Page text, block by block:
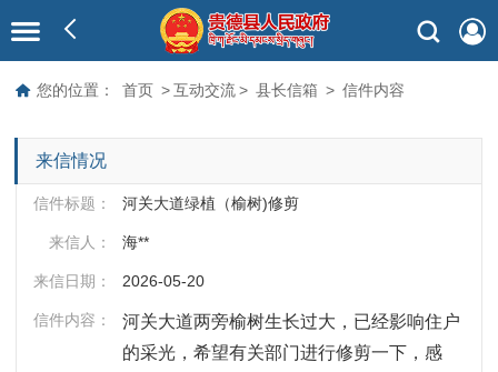
您的位置： 首页 > 互动交流 > 县长信箱 > 信件内容
来信情况
信件标题： 河关大道绿植（榆树)修剪
来信人： 海**
来信日期： 2026-05-20
信件内容：
河关大道两旁榆树生长过大，已经影响住户
的采光，希望有关部门进行修剪一下，感